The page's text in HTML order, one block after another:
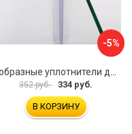
-5%
352 руб. 334 руб.
В КОРЗИНУ